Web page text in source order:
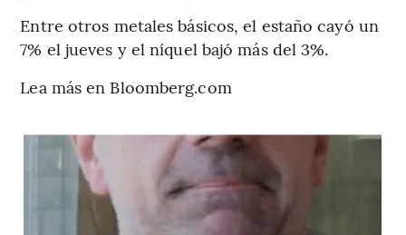
Entre otros metales básicos, el estaño cayó un
7% el jueves y el níquel bajó más del 3%.
Lea más en Bloomberg.com